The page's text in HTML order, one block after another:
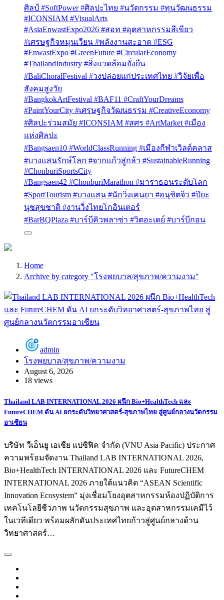
ศิลป์ #SoftPower #ศิลปะไทย #นวัตกรรม #ทุนวัฒนธรรม
#ICONSIAM #VisualArts
#AsiaEnwastExpo2026 #สอท #อุตสาหกรรมสีเขียว
#เศรษฐกิจหมุนเวียน #พลังงานสะอาด #ESG
#EnwastExpo #GreenFuture #CircularEconomy
#ThailandIndustry #สิ่งแวดล้อมยั่งยืน
#BaliChoralFestival #วงปล่อยแก่ประเทศไทย #วิจัยเพื่อ
สังคมสูงวัย
#BangkokArtFestival #BAF11 #CraftYourDreams
#PaintYourCity #เศรษฐกิจวัฒนธรรม #CreativeEconomy
#ศิลปะร่วมสมัย #ICONSIAM #สศร #ArtMarket #เมือง
แห่งศิลปะ
#Bangsaen10 #WorldClassRunning #เมืองกีฬาเวิลด์คลาส
#บางแสนรักษ์โลก #จากแก้วสู่กล้า #SustainableRunning
#ChonburiSportsCity
#Bangsaen42 #ChonburiMarathon #มาราธอนระดับโลก
#SportTourism #บางแสน #นักวิ่งเคนยา #อนุชิตจิว #ปิยะ
นุชสุขชาติ #งานวิ่งไทยโกอินเตอร์
#BarBQPlaza #บาร์บีคิวพลาซ่า #วิตอะเดย์ #บาร์บีกอน
Home
Archive by category "โรงพยบาล/สุขภาพ/ความงาม"
admin
โรงพยบาล/สุขภาพ/ความงาม
August 6, 2026
18 views
Thailand LAB INTERNATIONAL 2026 ผนึก Bio+HealthTech และ
FutureCHEM ดัน AI ยกระดับวิทยาศาสตร์-สุขภาพไทย สู่ศูนย์กลางนวัตกรรม
อาเซียน
บริษัท วีเอ็นยู เอเชีย แปซิฟิค จำกัด (VNU Asia Pacific) ประกาศ
ความพร้อมจัดงาน Thailand LAB INTERNATIONAL 2026,
Bio+HealthTech INTERNATIONAL 2026 และ FutureCHEM
INTERNATIONAL 2026 ภายใต้แนวคิด “ASEAN Scientific
Innovation Ecosystem” มุ่งเชื่อมโยงอุตสาหกรรมห้องปฏิบัติการ
เทคโนโลยีชีวภาพ นวัตกรรมสุขภาพ และอุตสาหกรรมเคมีไว้
ในเวทีเดียว พร้อมผลักดันประเทศไทยก้าวสู่ศูนย์กลางด้าน
วิทยาศาสตร์…